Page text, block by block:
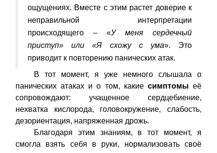
ощущениях. Вместе с этим растет доверие к
неправильной интерпретации
происходящего – «У меня сердечный
приступ» или «Я схожу с ума». Это
приводит к повторению панических атак.
В тот момент, я уже немного слышала о
панических атаках и о том, какие симптомы её
сопровождают: учащенное сердцебиение,
нехватка кислорода, головокружение, слабость,
дезориентация, напряженная дрожь.
Благодаря этим знаниям, в тот момент, я
смогла взять себя в руки, нормализовать своё